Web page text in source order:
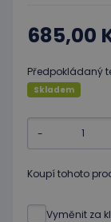
685,00
Předpokládaný
Skladem
-
Koupí tohoto
Vyměnit za